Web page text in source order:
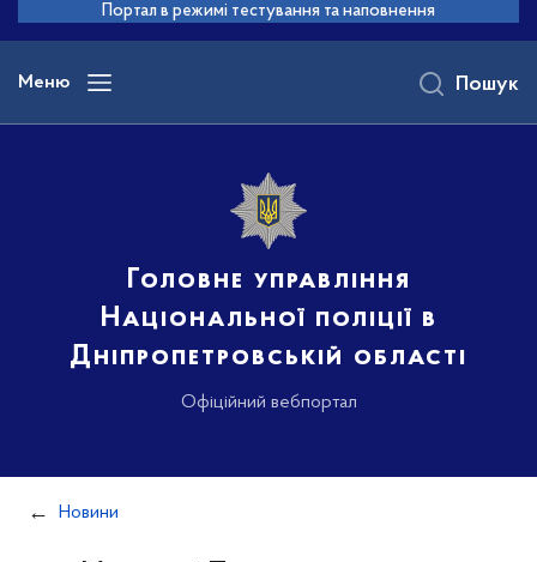
основного
вмісту
Портал в режимі тестування та наповнення
Меню
Головне управління
Національної поліції в
Дніпропетровській області
Офіційний вебпортал
Пошук
Новини